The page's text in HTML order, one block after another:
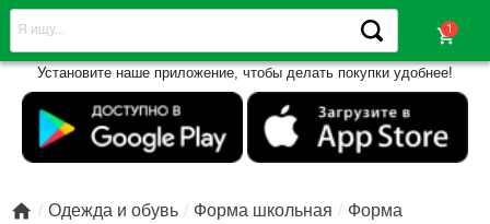
shopping_cart
Установите наше приложение, чтобы делать покупки удобнее!
 Одежда и обувь Форма школьная
Форма